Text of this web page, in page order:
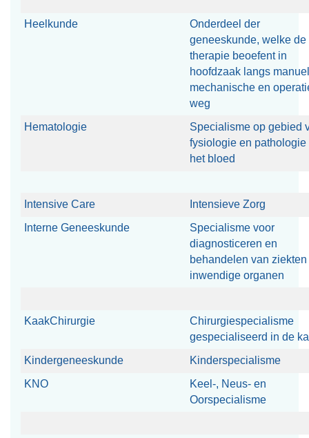
Heelkunde
Onderdeel der
geneeskunde, welke de
therapie beoefent in
hoofdzaak langs
mechanische en
weg
Hematologie
Specialisme op gebied
fysiologie en pathologie
het bloed
Intensive Care
Intensieve Zorg
Interne Geneeskunde
Specialisme voor
diagnosticeren en
behandelen van ziekten
inwendige organen
KaakChirurgie
Chirurgiespecialisme
gespecialiseerd in de
Kindergeneeskunde
Kinderspecialisme
KNO
Keel-, Neus- en
Oorspecialisme